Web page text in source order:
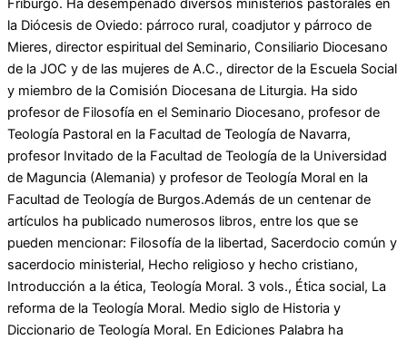
Friburgo. Ha desempeñado diversos ministerios pastorales en
la Diócesis de Oviedo: párroco rural, coadjutor y párroco de
Mieres, director espiritual del Seminario, Consiliario Diocesano
de la JOC y de las mujeres de A.C., director de la Escuela Social
y miembro de la Comisión Diocesana de Liturgia. Ha sido
profesor de Filosofía en el Seminario Diocesano, profesor de
Teología Pastoral en la Facultad de Teología de Navarra,
profesor Invitado de la Facultad de Teología de la Universidad
de Maguncia (Alemania) y profesor de Teología Moral en la
Facultad de Teología de Burgos.Además de un centenar de
artículos ha publicado numerosos libros, entre los que se
pueden mencionar: Filosofía de la libertad, Sacerdocio común y
sacerdocio ministerial, Hecho religioso y hecho cristiano,
Introducción a la ética, Teología Moral. 3 vols., Ética social, La
reforma de la Teología Moral. Medio siglo de Historia y
Diccionario de Teología Moral. En Ediciones Palabra ha